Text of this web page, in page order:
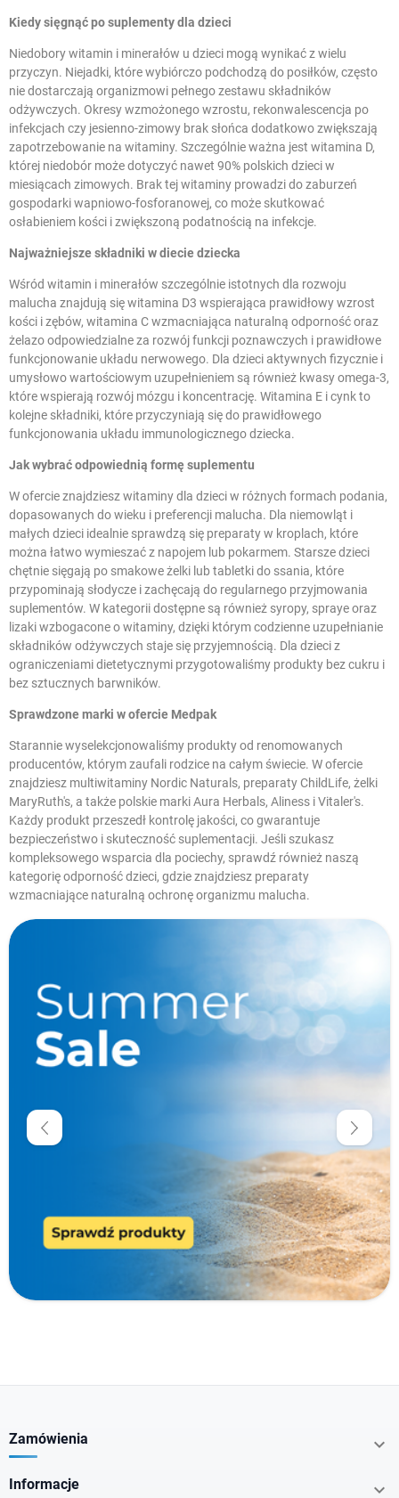
Promocje
Krótka data
Producenci
Kraj pochodzenia
Kiedy sięgnąć po suplementy dla dzieci
Niedobory witamin i minerałów u dzieci mogą wynikać z wielu
przyczyn. Niejadki, które wybiórczo podchodzą do posiłków, często
nie dostarczają organizmowi pełnego zestawu składników
odżywczych. Okresy wzmożonego wzrostu, rekonwalescencja po
infekcjach czy jesienno-zimowy brak słońca dodatkowo zwiększają
zapotrzebowanie na witaminy. Szczególnie ważna jest witamina D,
której niedobór może dotyczyć nawet 90% polskich dzieci w
miesiącach zimowych. Brak tej witaminy prowadzi do zaburzeń
gospodarki wapniowo-fosforanowej, co może skutkować
osłabieniem kości i zwiększoną podatnością na infekcje.
Najważniejsze składniki w diecie dziecka
Wśród witamin i minerałów szczególnie istotnych dla rozwoju
malucha znajdują się witamina D3 wspierająca prawidłowy wzrost
kości i zębów, witamina C wzmacniająca naturalną odporność oraz
żelazo odpowiedzialne za rozwój funkcji poznawczych i prawidłowe
funkcjonowanie układu nerwowego. Dla dzieci aktywnych fizycznie i
umysłowo wartościowym uzupełnieniem są również kwasy omega-3,
które wspierają rozwój mózgu i koncentrację. Witamina E i cynk to
kolejne składniki, które przyczyniają się do prawidłowego
funkcjonowania układu immunologicznego dziecka.
Jak wybrać odpowiednią formę suplementu
W ofercie znajdziesz witaminy dla dzieci w różnych formach podania,
dopasowanych do wieku i preferencji malucha. Dla niemowląt i
małych dzieci idealnie sprawdzą się preparaty w kroplach, które
można łatwo wymieszać z napojem lub pokarmem. Starsze dzieci
chętnie sięgają po smakowe żelki lub tabletki do ssania, które
przypominają słodycze i zachęcają do regularnego przyjmowania
suplementów. W kategorii dostępne są również syropy, spraye oraz
lizaki wzbogacone o witaminy, dzięki którym codzienne uzupełnianie
składników odżywczych staje się przyjemnością. Dla dzieci z
ograniczeniami dietetycznymi przygotowaliśmy produkty bez cukru i
bez sztucznych barwników.
Sprawdzone marki w ofercie Medpak
Starannie wyselekcjonowaliśmy produkty od renomowanych
producentów, którym zaufali rodzice na całym świecie. W ofercie
znajdziesz multiwitaminy Nordic Naturals, preparaty ChildLife, żelki
MaryRuth's, a także polskie marki Aura Herbals, Aliness i Vitaler's.
Każdy produkt przeszedł kontrolę jakości, co gwarantuje
bezpieczeństwo i skuteczność suplementacji. Jeśli szukasz
kompleksowego wsparcia dla pociechy, sprawdź również naszą
kategorięodporność dzieci, gdzie znajdziesz preparaty
wzmacniające naturalną ochronę organizmu malucha.
Zamówienia 
Informacje 